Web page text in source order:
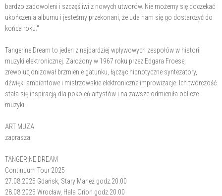
bardzo zadowoleni i szczęśliwi z nowych utworów. Nie możemy się doczekać
ukończenia albumu i jesteśmy przekonani, że uda nam się go dostarczyć do
końca roku."
Tangerine Dream to jeden z najbardziej wpływowych zespołów w historii
muzyki elektronicznej. Założony w 1967 roku przez Edgara Froese,
zrewolucjonizował brzmienie gatunku, łącząc hipnotyczne syntezatory,
dźwięki ambientowe i mistrzowskie elektroniczne improwizacje. Ich twórczość
stała się inspiracją dla pokoleń artystów i na zawsze odmieniła oblicze
muzyki.
ART MUZA
zaprasza
TANGERINE DREAM
Continuum Tour 2025
27.08.2025 Gdańsk, Stary Maneż godz.20.00
28.08.2025 Wrocław, Hala Orion godz.20.00